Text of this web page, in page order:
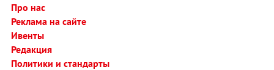
Про нас
Реклама на сайте
Ивенты
Редакция
Политики и стандарты